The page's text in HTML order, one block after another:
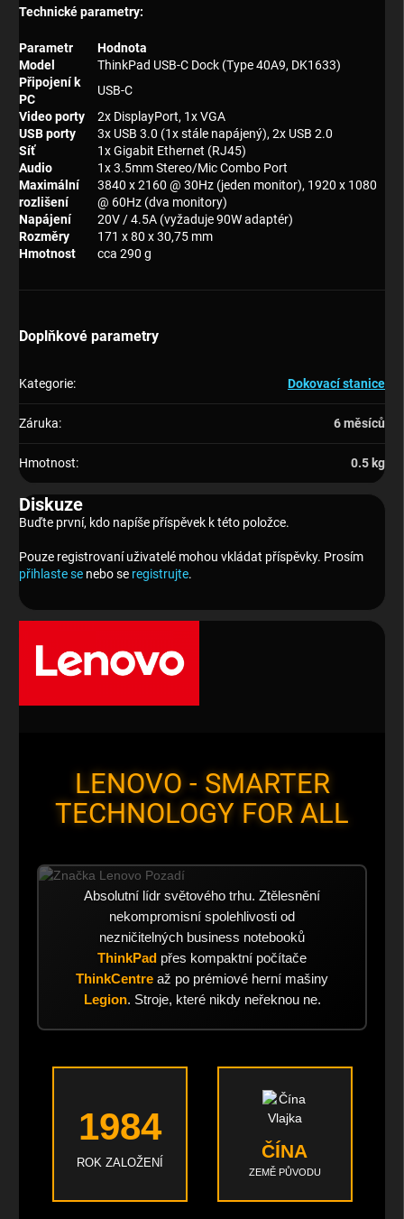
Technické parametry:
Parametr
Hodnota
Model
ThinkPad USB-C Dock (Type 40A9, DK1633)
Připojení k
PC
USB-C
Video porty
2x DisplayPort, 1x VGA
USB porty
3x USB 3.0 (1x stále napájený), 2x USB 2.0
Síť
1x Gigabit Ethernet (RJ45)
Audio
1x 3.5mm Stereo/Mic Combo Port
Maximální
rozlišení
3840 x 2160 @ 30Hz (jeden monitor), 1920 x 1080
@ 60Hz (dva monitory)
Napájení
20V / 4.5A (vyžaduje 90W adaptér)
Rozměry
171 x 80 x 30,75 mm
Hmotnost
cca 290 g
Doplňkové parametry
Kategorie: Dokovací stanice
Záruka: 6 měsíců
Hmotnost: 0.5 kg
Diskuze
Buďte první, kdo napíše příspěvek k této položce.
Pouze registrovaní uživatelé mohou vkládat příspěvky. Prosím
přihlaste se nebo se registrujte.
LENOVO - SMARTER
TECHNOLOGY FOR ALL
Absolutní lídr světového trhu. Ztělesnění
nekompromisní spolehlivosti od
nezničitelných business notebooků
ThinkPad přes kompaktní počítače
ThinkCentre až po prémiové herní mašiny
Legion. Stroje, které nikdy neřeknou ne.
1984
ROK ZALOŽENÍ
ČÍNA
ZEMĚ PŮVODU